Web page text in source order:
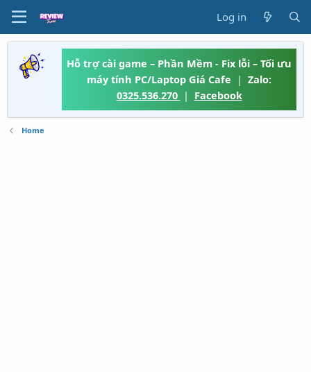
Log in
Hỗ trợ cài game – Phần Mềm - Fix lỗi – Tối ưu
máy tính PC/Laptop Giá Cafe | Zalo:
0325.536.270 | Facebook
Home